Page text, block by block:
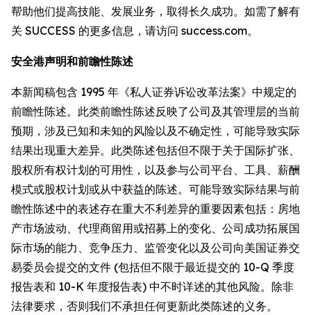
帮助他们提高技能、发展业务，取得长久成功。如需了解有
关 SUCCESS 的更多信息，请访问 success.com。
安全港声明和前瞻性陈述
本新闻稿包含 1995 年《私人证券诉讼改革法案》中规定的
前瞻性陈述。此类前瞻性陈述反映了公司及其管理层的当前
预期，涉及已知和未知的风险以及不确定性，可能导致实际
结果出现重大差异。此类陈述包括但不限于关于国际扩张、
股权所有权计划的可用性，以及参与公司平台、工具、薪酬
模式或股权计划或从中获益的陈述。可能导致实际结果与前
瞻性陈述中的表述存在重大不利差异的重要因素包括：房地
产市场波动、代理商留用或招募上的变化、公司成功拓展国
际市场的能力、竞争压力、监管变化以及公司向美国证券交
易委员会提交的文件 (包括但不限于最近提交的 10-Q 季度
报告表和 10-K 年度报告表) 中不时详述的其他风险。除非
法律要求，否则我们不承担任何更新此类陈述的义务。